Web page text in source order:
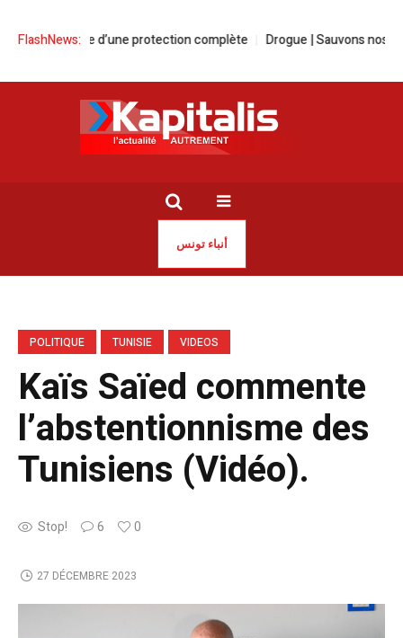
FlashNews:
force d’une protection complète Drogue | Sauvons nos jeunes
أنباء تونس
POLITIQUE TUNISIE VIDEOS
Kaïs Saïed commente
l’abstentionnisme des
Tunisiens (Vidéo).
Stop! 6 0
27 DÉCEMBRE 2023